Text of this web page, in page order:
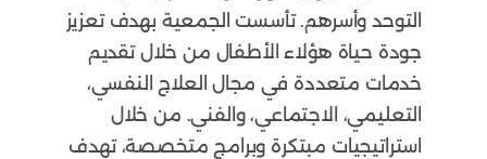
التوحد وأسرهم. تأسست الجمعية بهدف تعزيز
جودة حياة هؤلاء الأطفال من خلال تقديم
خدمات متعددة في مجال العلاج النفسي،
التعليمي، الاجتماعي، والفني. من خلال
استراتيجيات مبتكرة وبرامج متخصصة، تهدف